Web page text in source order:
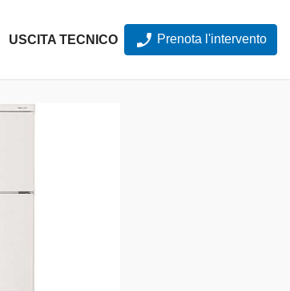
USCITA TECNICO Prenota l'intervento